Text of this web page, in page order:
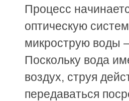
Процесс
оптическую
микрострую воды
Поскольку вода
воздух, струя
передаваться